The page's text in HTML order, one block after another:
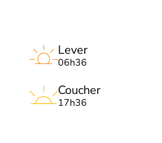
Lever
06h36
Coucher
17h36